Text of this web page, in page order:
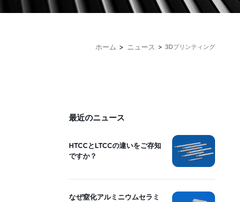
ホーム ニュース 3Dプリンティング
最近のニュース
HTCCとLTCCの違いをご存知
ですか？
なぜ窒化アルミニウムセラミ